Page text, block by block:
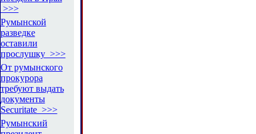
>>>
Румынской
разведке
оставили
прослушку >>>
От румынского
прокурора
требуют выдать
документы
Securitate >>>
Румынский